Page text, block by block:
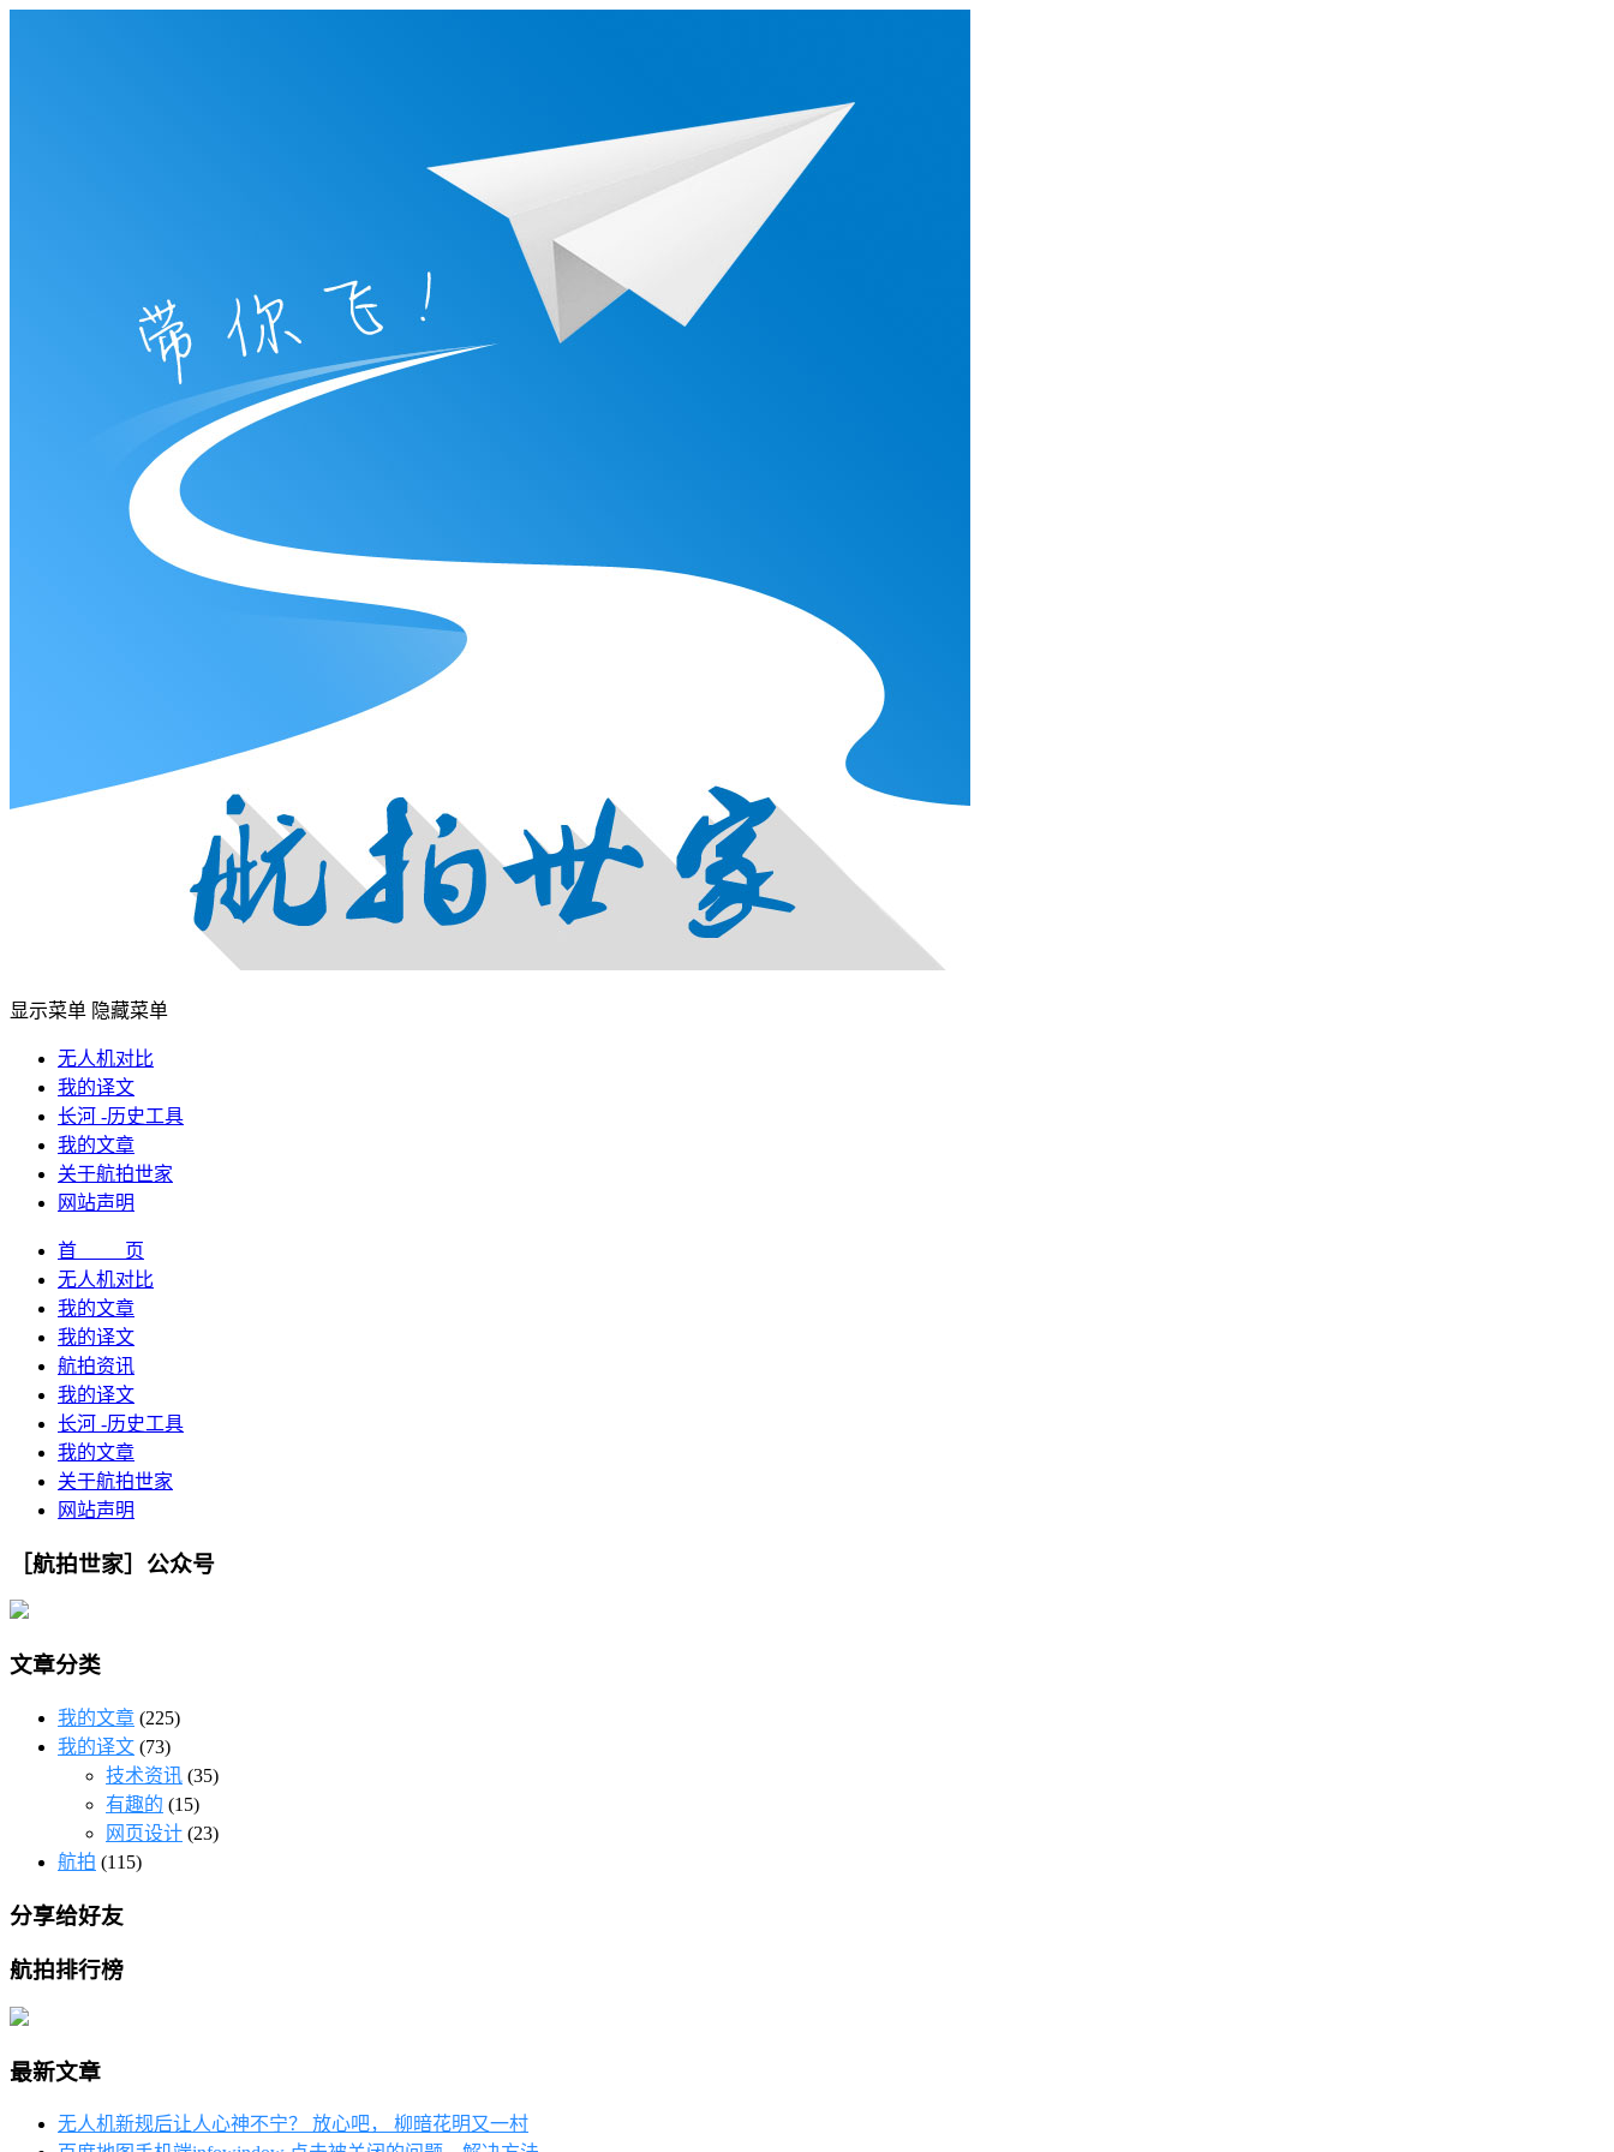
显示菜单 隐藏菜单
无人机对比
我的译文
长河 -历史工具
我的文章
关于航拍世家
网站声明
首 页
无人机对比
我的文章
我的译文
航拍资讯
我的译文
长河 -历史工具
我的文章
关于航拍世家
网站声明
［航拍世家］公众号
文章分类
我的文章 (225)
我的译文 (73)
技术资讯 (35)
有趣的 (15)
网页设计 (23)
航拍 (115)
分享给好友
航拍排行榜
最新文章
无人机新规后让人心神不宁？ 放心吧， 柳暗花明又一村